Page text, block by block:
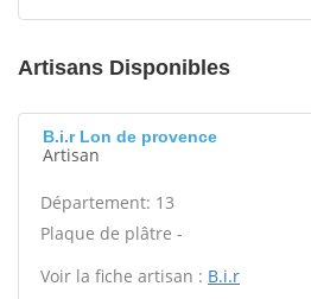
Artisans Disponibles
B.i.r Lon de provence
Artisan
Département: 13
Plaque de plâtre -
Voir la fiche artisan : B.i.r